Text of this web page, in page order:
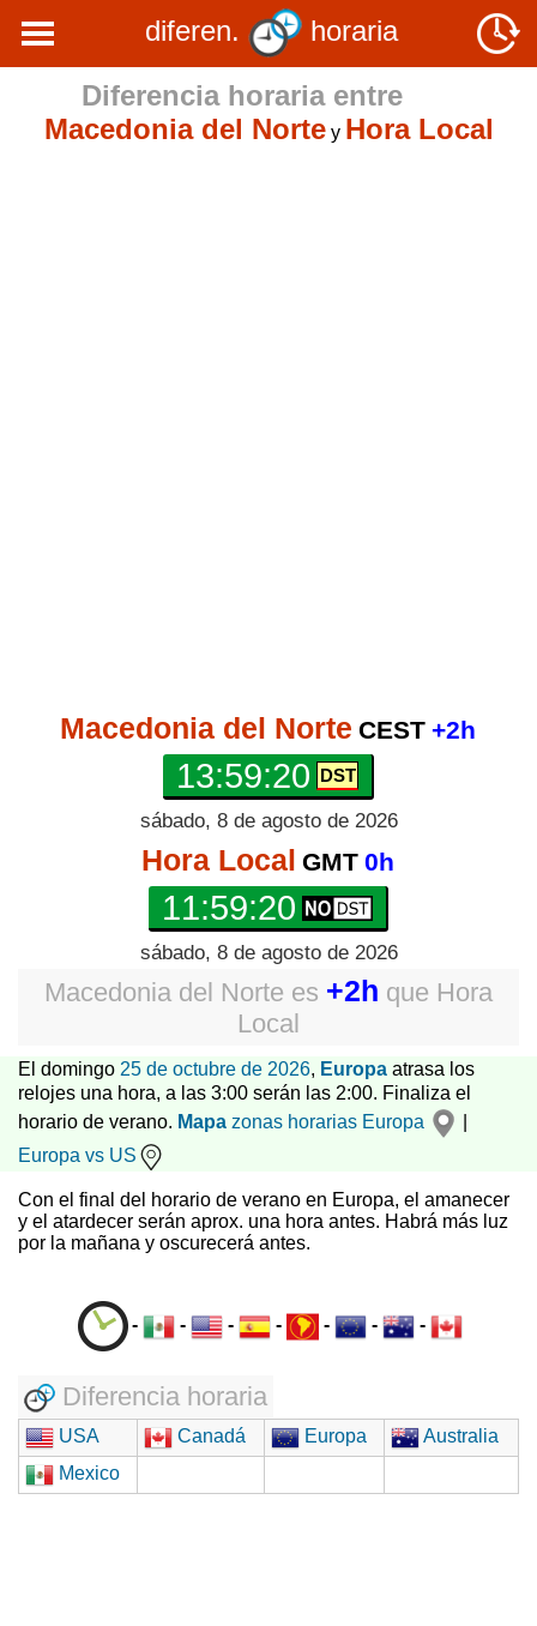
diferen.
horaria
Diferencia horaria entre
Macedonia del Nortey Hora Local
Macedonia del Norte CEST +2h
13:59:20
sábado, 8 de agosto de 2026
Hora Local GMT 0h
11:59:20
sábado, 8 de agosto de 2026
Macedonia del Norte es +2h que Hora
Local
El domingo 25 de octubre de 2026, Europa atrasa los
relojes una hora, a las 3:00 serán las 2:00. Finaliza el
horario de verano. Mapa zonas horarias Europa
Europa vs US
Con el final del horario de verano en Europa, el amanecer
y el atardecer serán aprox. una hora antes. Habrá más luz
por la mañana y oscurecerá antes.
- - - - - - -
Diferencia horaria
USA Canadá Europa
Australia
Mexico